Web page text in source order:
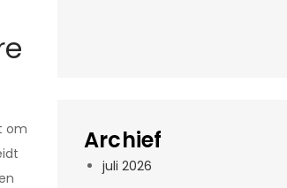
om
Archief
juli 2026